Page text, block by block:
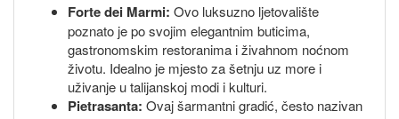
Forte dei Marmi: Ovo luksuzno ljetovalište
poznato je po svojim elegantnim buticima,
gastronomskim restoranima i živahnom noćnom
životu. Idealno je mjesto za šetnju uz more i
uživanje u talijanskoj modi i kulturi.
Pietrasanta: Ovaj šarmantni gradić, često nazivan